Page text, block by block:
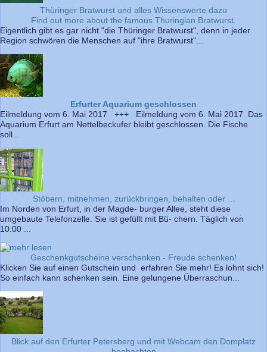
Thüringer Bratwurst und alles Wissenswerte dazu
Find out more about the famous Thuringian Bratwurst.
Eigentlich gibt es gar nicht "die Thüringer Bratwurst", denn in jeder
Region schwören die Menschen auf "ihre Bratwurst"...
Erfurter Aquarium geschlossen
Eilmeldung vom 6. Mai 2017 +++ Eilmeldung vom 6. Mai 2017 Das
Aquarium Erfurt am Nettelbeckufer bleibt geschlossen. Die Fische
soll...
Stöbern, mitnehmen, zurückbringen, behalten oder ...
Im Norden von Erfurt, in der Magde- burger Allee, steht diese
umgebaute Telefonzelle. Sie ist gefüllt mit Bü- chern. Täglich von
10:00 ...
Geschenkgutscheine verschenken - Freude schenken!
Klicken Sie auf einen Gutschein und erfahren Sie mehr! Es lohnt sich!
So einfach kann schenken sein. Eine gelungene Überraschun...
Blick auf den Erfurter Petersberg und mit Webcam den Domplatz